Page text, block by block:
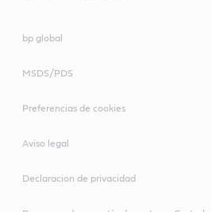
bp global
MSDS/PDS
Preferencias de cookies
Aviso legal
Declaracion de privacidad